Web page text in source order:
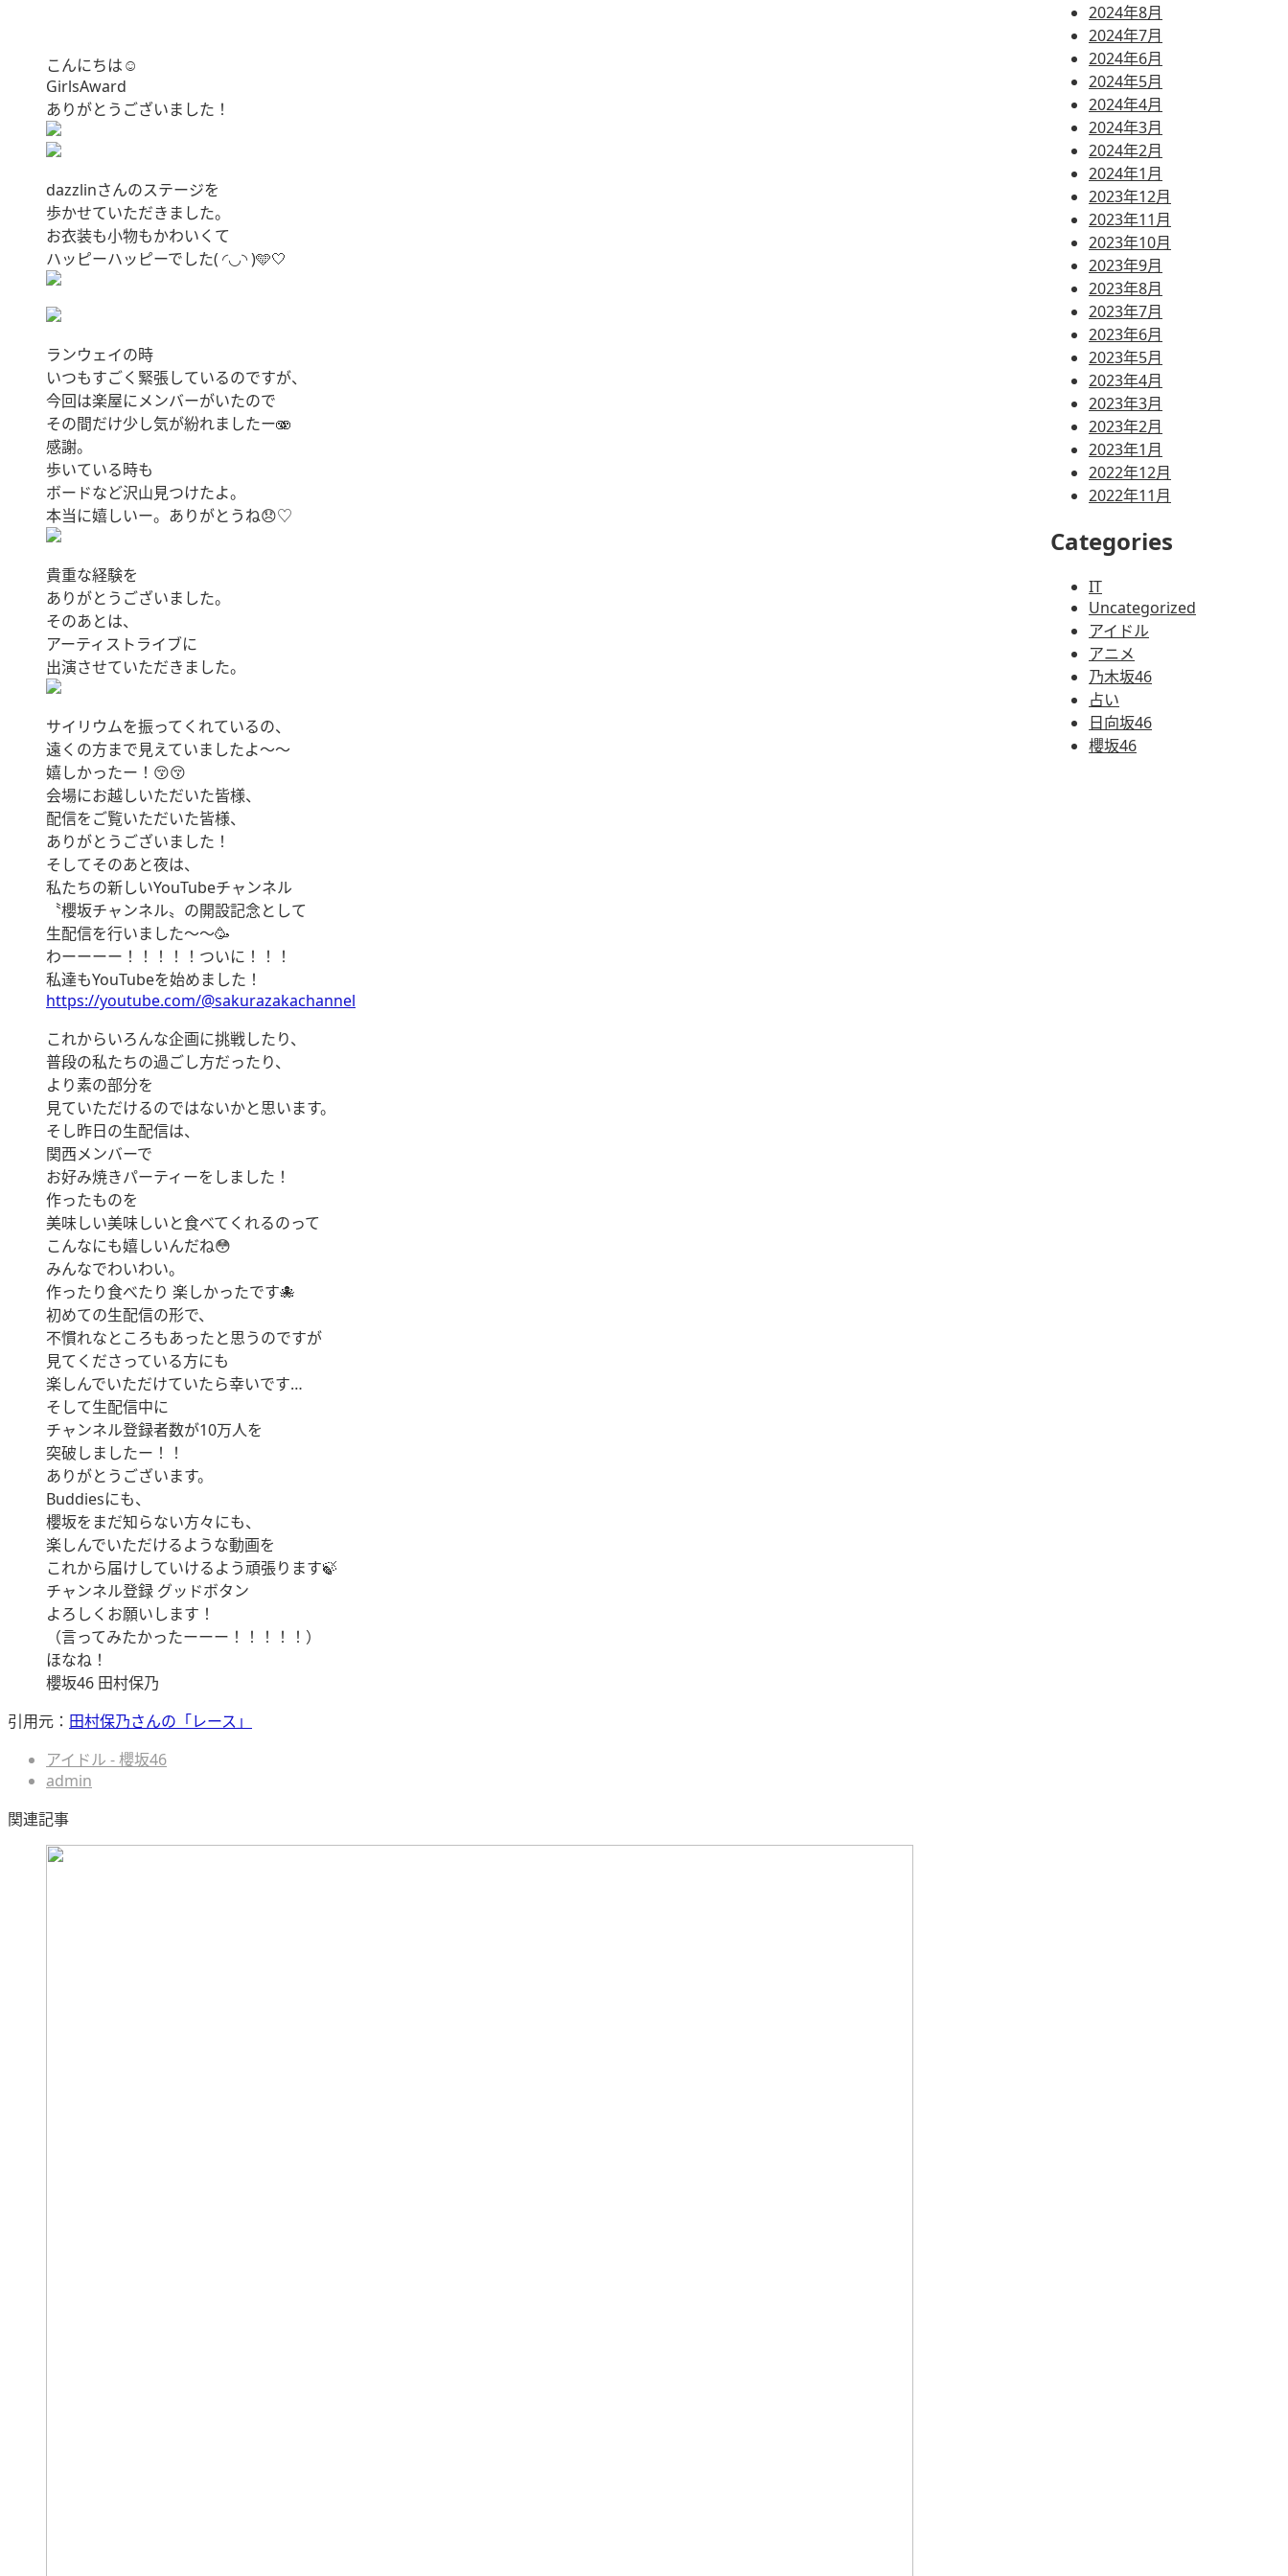
こんにちは‪‪☺︎‬
GirlsAward
ありがとうございました！
dazzlinさんのステージを
歩かせていただきました。
お衣装も小物もかわいくて
ハッピーハッピーでした( ◜◡◝ )️🩵‎🤍
ランウェイの時
いつもすごく緊張しているのですが、
今回は楽屋にメンバーがいたので
その間だけ少し気が紛れましたー🫨
感謝。
歩いている時も
ボードなど沢山見つけたよ。
本当に嬉しいー。ありがとうね😞♡
貴重な経験を
ありがとうございました。
そのあとは、
アーティストライブに
出演させていただきました。
サイリウムを振ってくれているの、
遠くの方まで見えていましたよ〜〜
嬉しかったー！😚😚
会場にお越しいただいた皆様、
配信をご覧いただいた皆様、
ありがとうございました！
そしてそのあと夜は、
私たちの新しいYouTubeチャンネル
〝櫻坂チャンネル〟の開設記念として
生配信を行いました〜〜🥳
わーーーー！！！！！ついに！！！
私達もYouTubeを始めました！
https://youtube.com/@sakurazakachannel
これからいろんな企画に挑戦したり、
普段の私たちの過ごし方だったり、
より素の部分を
見ていただけるのではないかと思います。
そし昨日の生配信は、
関西メンバーで
お好み焼きパーティーをしました！
作ったものを
美味しい美味しいと食べてくれるのって
こんなにも嬉しいんだね😳
みんなでわいわい。
作ったり食べたり 楽しかったです🐙
初めての生配信の形で、
不慣れなところもあったと思うのですが
見てくださっている方にも
楽しんでいただけていたら幸いです…
そして生配信中に
チャンネル登録者数が10万人を
突破しましたー！！
ありがとうございます。
Buddiesにも、
櫻坂をまだ知らない方々にも、
楽しんでいただけるような動画を
これから届けしていけるよう頑張ります🍃
チャンネル登録 グッドボタン
よろしくお願いします！
（言ってみたかったーーー！！！！！）
ほなね！
櫻坂46 田村保乃
引用元： 田村保乃さんの「レース」
アイドル - 櫻坂46
admin
関連記事
2024年8月
2024年7月
2024年6月
2024年5月
2024年4月
2024年3月
2024年2月
2024年1月
2023年12月
2023年11月
2023年10月
2023年9月
2023年8月
2023年7月
2023年6月
2023年5月
2023年4月
2023年3月
2023年2月
2023年1月
2022年12月
2022年11月
Categories
IT
Uncategorized
アイドル
アニメ
乃木坂46
占い
日向坂46
櫻坂46